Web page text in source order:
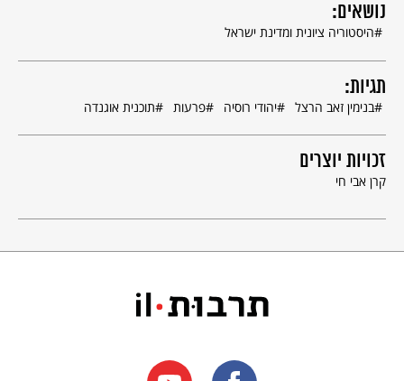
נושאים:
היסטוריה ציונית ומדינת ישראל
תגיות:
בנימין זאב הרצל יהודי רוסיה פרעות תוכנית אוגנדה
זכויות יוצרים
קרן אבי חי